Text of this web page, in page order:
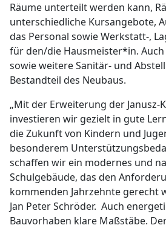
Räume unterteilt werden kann,
unterschiedliche Kursangebote,
das Personal sowie Werkstatt-,
für den/die Hausmeister*in.
sowie weitere Sanitär- und
Bestandteil des Neubaus.
„Mit der Erweiterung der Janusz-
investieren wir gezielt in gute
die Zukunft von Kindern und
besonderem
schaffen wir ein modernes und
Schulgebäude, das den
kommenden Jahrzehnte gerecht
Jan Peter Schröder. Auch
Bauvorhaben klare Maßstäbe.